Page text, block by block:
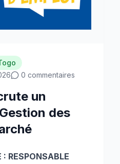
0 commentaires
un
des
RESPONSABLE